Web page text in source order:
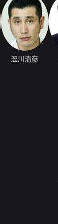
涩川清彦